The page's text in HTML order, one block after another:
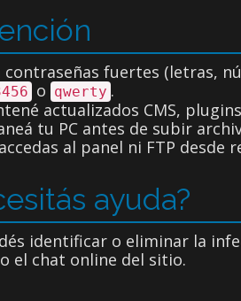
contraseñas fuertes (letras,
o qwerty .
actualizados CMS,
tu PC antes de subir
al panel ni FTP desde
ayuda?
identificar o eliminar la
el chat online del sitio.